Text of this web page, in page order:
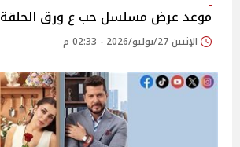
موعد عرض مسلسل حب ع ورق الحلقة 33
الإثنين 27/يوليو/2026 - 02:33 م